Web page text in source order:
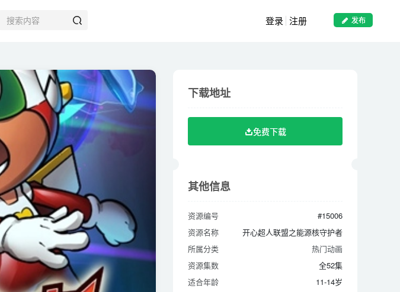
发布
登录 注册
免费下载
资源名称
开心超人联盟之能源核守护者
所属分类
热门动画
资源集数
全52集
适合年龄
11-14岁
语言版本
国语中字
下载地址
免费下载
其他信息
资源编号
#15006
资源名称
开心超人联盟之能源核守护者
所属分类
热门动画
资源集数
全52集
适合年龄
11-14岁